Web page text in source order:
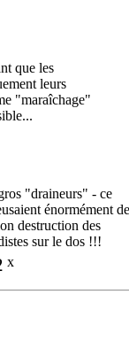
que les
leurs
"maraîchage"
"draineurs" - ce
énormément de
destruction des
sur le dos !!!
x